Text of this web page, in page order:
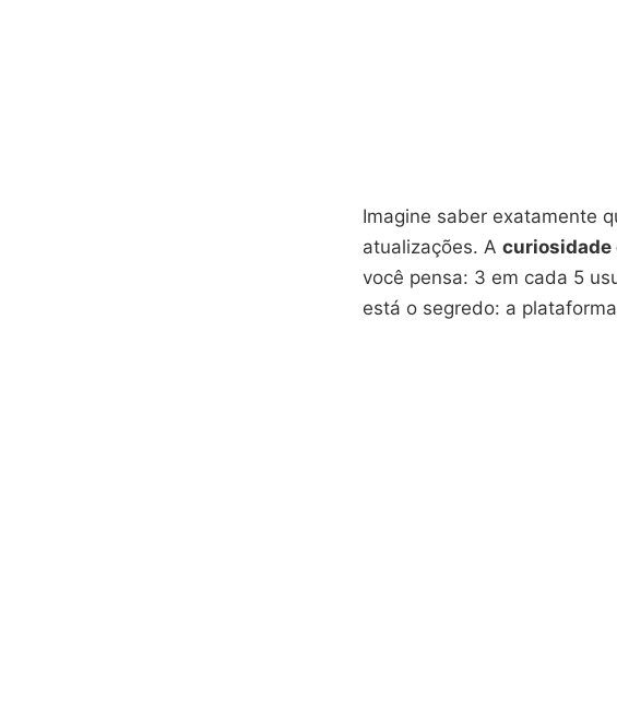
Imagine saber exatamente
atualizações. A curiosidade
você pensa: 3 em cada 5
está o segredo: a